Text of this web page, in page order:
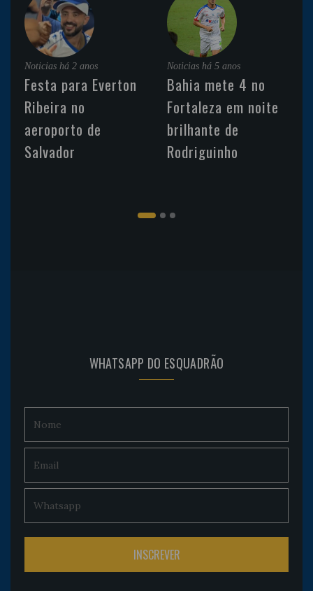
Noticias há 2 anos
Festa para Everton
Ribeira no
aeroporto de
Salvador
Noticias há 5 anos
Bahia mete 4 no
Fortaleza em noite
brilhante de
Rodriguinho
WHATSAPP DO ESQUADRÃO